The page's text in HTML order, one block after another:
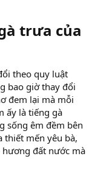
trưa của
theo quy luật
bao giờ thay đổi
đem lại mà mỗi
ấy là tiếng gà
sống êm đềm bên
thiết mến yêu bà,
hương đất nước mà